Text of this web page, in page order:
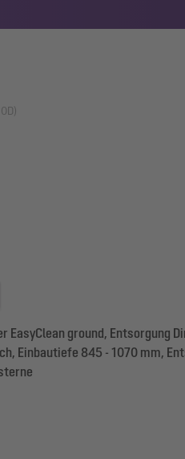
EasyClean ground, Entsorgung
Einbautiefe 845 - 1070 mm,